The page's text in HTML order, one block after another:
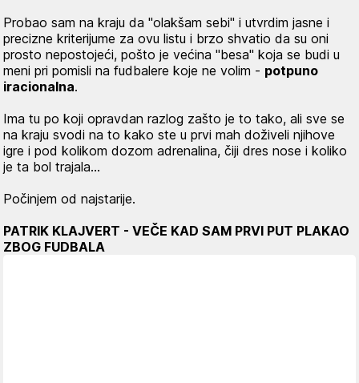
Probao sam na kraju da "olakšam sebi" i utvrdim jasne i
precizne kriterijume za ovu listu i brzo shvatio da su oni
prosto nepostojeći, pošto je većina "besa" koja se budi u
meni pri pomisli na fudbalere koje ne volim - potpuno
iracionalna.
Ima tu po koji opravdan razlog zašto je to tako, ali sve se
na kraju svodi na to kako ste u prvi mah doživeli njihove
igre i pod kolikom dozom adrenalina, čiji dres nose i koliko
je ta bol trajala…
Počinjem od najstarije.
PATRIK KLAJVERT - VEČE KAD SAM PRVI PUT PLAKAO
ZBOG FUDBALA